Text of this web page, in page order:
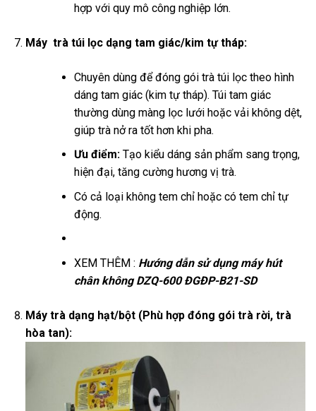
hợp với quy mô công nghiệp lớn.
Máy trà túi lọc dạng tam giác/kim tự tháp:
Chuyên dùng để đóng gói trà túi lọc theo hình
dáng tam giác (kim tự tháp). Túi tam giác
thường dùng màng lọc lưới hoặc vải không dệt,
giúp trà nở ra tốt hơn khi pha.
Ưu điểm:Tạo kiểu dáng sản phẩm sang trọng,
hiện đại, tăng cường hương vị trà.
Có cả loại không tem chỉ hoặc có tem chỉ tự
động.
XEM THÊM : Hướng dẫn sử dụng máy hút
chân không DZQ-600 ĐGĐP-B21-SD
Máy trà dạng hạt/bột (Phù hợp đóng gói trà rời, trà
hòa tan):